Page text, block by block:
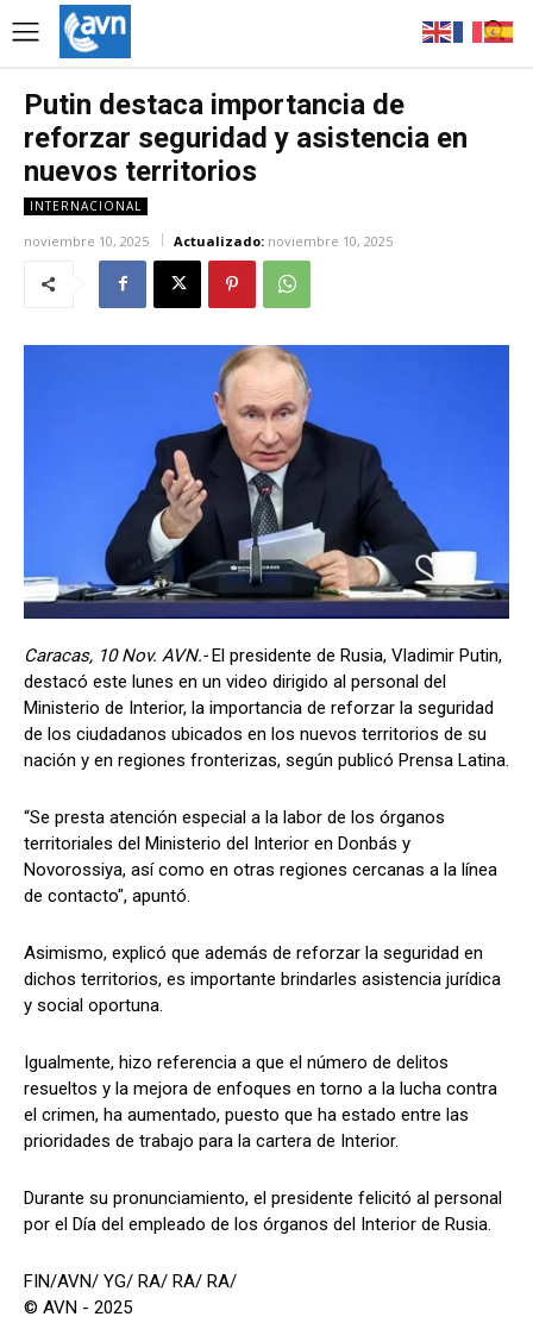
Putin destaca importancia de
reforzar seguridad y asistencia en
nuevos territorios
INTERNACIONAL
noviembre 10, 2025 Actualizado: noviembre 10, 2025
Caracas, 10 Nov. AVN.-El presidente de Rusia, Vladimir Putin,
destacó este lunes en un video dirigido al personal del
Ministerio de Interior, la importancia de reforzar la seguridad
de los ciudadanos ubicados en los nuevos territorios de su
nación y en regiones fronterizas, según publicó Prensa Latina.
“Se presta atención especial a la labor de los órganos
territoriales del Ministerio del Interior en Donbás y
Novorossiya, así como en otras regiones cercanas a la línea
de contacto", apuntó.
Asimismo, explicó que además de reforzar la seguridad en
dichos territorios, es importante brindarles asistencia jurídica
y social oportuna.
Igualmente, hizo referencia a que el número de delitos
resueltos y la mejora de enfoques en torno a la lucha contra
el crimen, ha aumentado, puesto que ha estado entre las
prioridades de trabajo para la cartera de Interior.
Durante su pronunciamiento, el presidente felicitó al personal
por el Día del empleado de los órganos del Interior de Rusia.
FIN/AVN/ YG/ RA/ RA/ RA/
© AVN - 2025